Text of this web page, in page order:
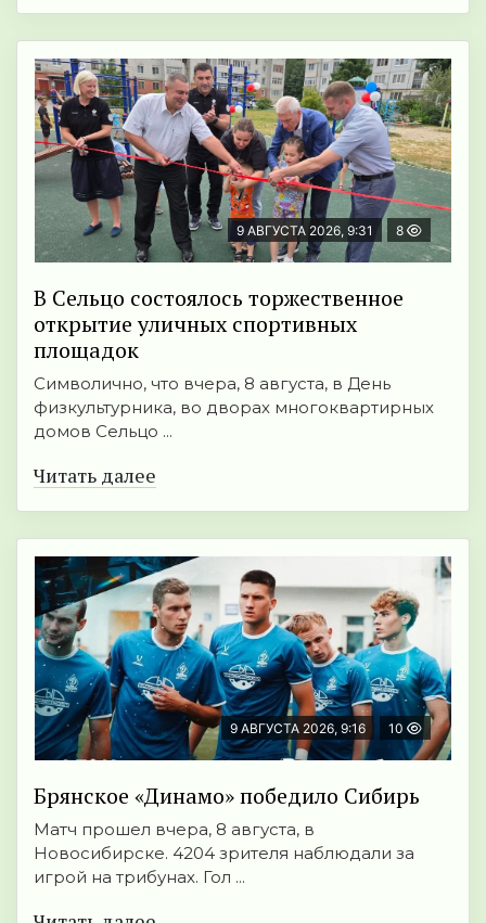
9 АВГУСТА 2026, 9:31 8
В Сельцо состоялось торжественное
открытие уличных спортивных
площадок
Символично, что вчера, 8 августа, в День
физкультурника, во дворах многоквартирных
домов Сельцо ...
Читать далее
9 АВГУСТА 2026, 9:16 10
Брянское «Динамо» победило Сибирь
Матч прошел вчера, 8 августа, в
Новосибирске. 4204 зрителя наблюдали за
игрой на трибунах. Гол ...